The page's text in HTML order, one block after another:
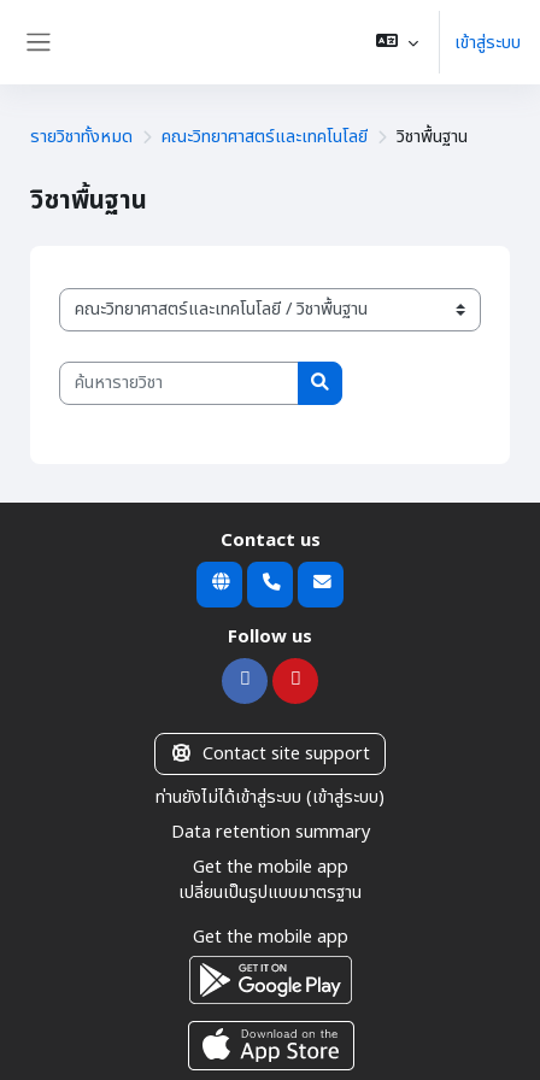
เข้าสู่ระบบ
รายวิชาทั้งหมด คณะวิทยาศาสตร์และเทคโนโลยี วิชาพื้นฐาน
วิชาพื้นฐาน
ประเภทของรายวิชา
ค้นหารายวิชา
ค้นหารายวิชา
Contact us
Follow us
Contact site support
ท่านยังไม่ได้เข้าสู่ระบบ (เข้าสู่ระบบ)
Data retention summary
Get the mobile app
เปลี่ยนเป็นรูปแบบมาตรฐาน
Get the mobile app